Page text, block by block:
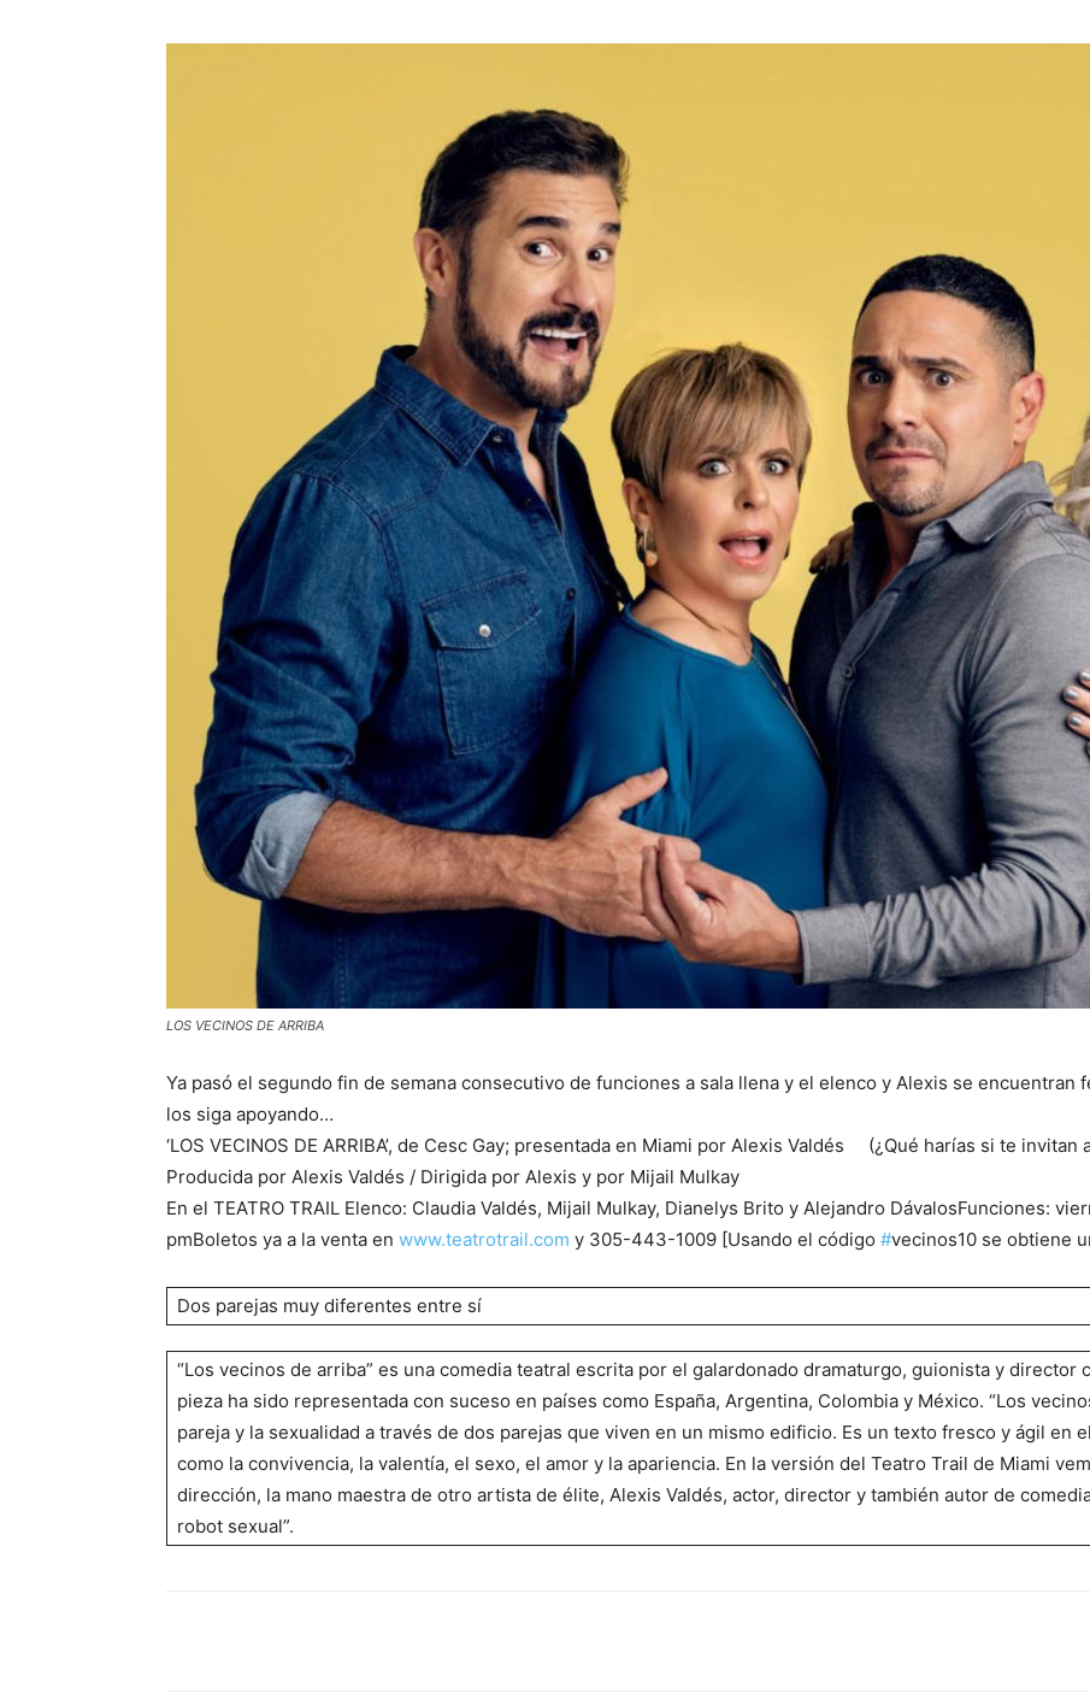
LOS VECINOS DE ARRIBA
Ya pasó el segundo fin de semana consecutivo de funciones a sala llena y el elenco y Alexis se encuentran
los siga apoyando…
‘LOS VECINOS DE ARRIBA’, de Cesc Gay; presentada en Miami por Alexis Valdés (¿Qué harías si te
Producida por Alexis Valdés / Dirigida por Alexis y por Mijail Mulkay
En el TEATRO TRAIL Elenco: Claudia Valdés, Mijail Mulkay, Dianelys Brito y Alejandro DávalosFunciones:
pmBoletos ya a la venta en www.teatrotrail.com y 305-443-1009 [Usando el código #vecinos10 se obtiene
Dos parejas muy diferentes entre sí
“Los vecinos de arriba” es una comedia teatral escrita por el galardonado dramaturgo, guionista y director
pieza ha sido representada con suceso en países como España, Argentina, Colombia y México. “Los
pareja y la sexualidad a través de dos parejas que viven en un mismo edificio. Es un texto fresco y ágil en
como la convivencia, la valentía, el sexo, el amor y la apariencia. En la versión del Teatro Trail de Miami
dirección, la mano maestra de otro artista de élite, Alexis Valdés, actor, director y también autor de
robot sexual”.